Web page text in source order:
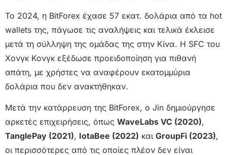
Το 2024, η BitForex έχασε 57 εκατ. δολάρια από τα hot
wallets της, πάγωσε τις αναλήψεις και τελικά έκλεισε
μετά τη σύλληψη της ομάδας της στην Κίνα. Η SFC του
Χονγκ Κονγκ εξέδωσε προειδοποίηση για πιθανή
απάτη, με χρήστες να αναφέρουν εκατομμύρια
δολάρια που δεν ανακτήθηκαν.
Μετά την κατάρρευση της BitForex, ο Jin δημιούργησε
αρκετές επιχειρήσεις, όπως WaveLabs VC (2020),
TanglePay (2021), IotaBee (2022) και GroupFi (2023),
οι περισσότερες από τις οποίες πλέον δεν είναι